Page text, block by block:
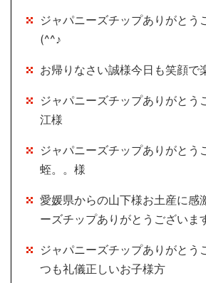
ジャパニーズチップありがとう
(^^♪
お帰りなさい誠様今日も笑顔で
ジャパニーズチップありがとう
江様
ジャパニーズチップありがとう
蛭。。様
愛媛県からの山下様お土産に感
ーズチップありがとうございま
ジャパニーズチップありがとう
つも礼儀正しいお子様方